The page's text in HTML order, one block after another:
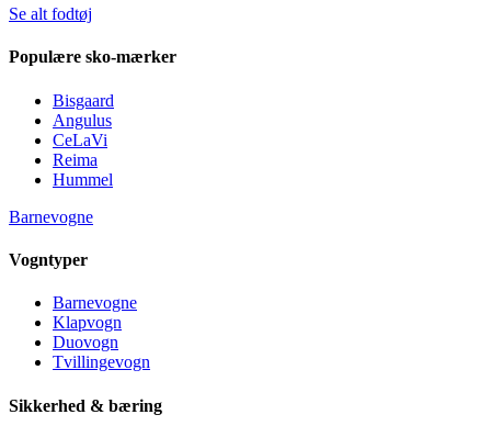
Se alt fodtøj
Populære sko-mærker
Bisgaard
Angulus
CeLaVi
Reima
Hummel
Barnevogne
Vogntyper
Barnevogne
Klapvogn
Duovogn
Tvillingevogn
Sikkerhed & bæring